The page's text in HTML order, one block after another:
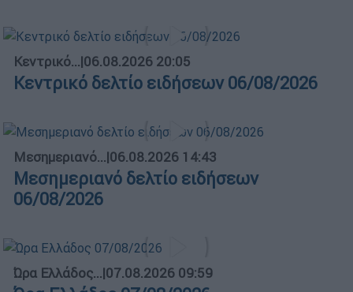
Κεντρικό...|06.08.2026 20:05
Κεντρικό δελτίο ειδήσεων 06/08/2026
Μεσημεριανό...|06.08.2026 14:43
Μεσημεριανό δελτίο ειδήσεων
06/08/2026
Ώρα Ελλάδος...|07.08.2026 09:59